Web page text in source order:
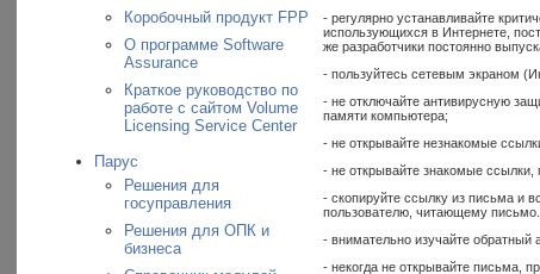
Коробочный продукт FPP
О программе Software
Assurance
Краткое руководство по
работе с сайтом Volume
Licensing Service Center
Парус
Решения для
госуправления
Решения для ОПК и
бизнеса
- регулярно устанавливайте
использующихся в Интернете,
же разработчики постоянно
- пользуйтесь сетевым экраном
- не отключайте антивирусную
памяти компьютера;
- не открывайте незнакомые
- не открывайте знакомые
- скопируйте ссылку из письма и
пользователю, читающему
- внимательно изучайте обратный
- некогда не открывайте письма,